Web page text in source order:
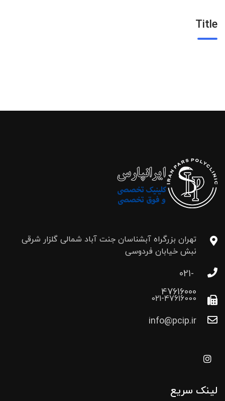
Title
تهران بزرگراه آبشناسان جنت آباد شمالی گلزار شرقی
نبش خیابان فردوسی
021-
47616000
021-47616000
info@pcip.ir
لینک سریع